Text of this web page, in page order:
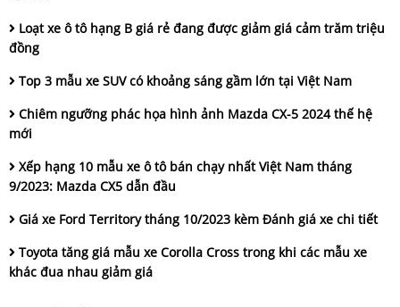
Loạt xe ô tô hạng B giá rẻ đang được giảm giá cảm trăm triệu
đồng
Top 3 mẫu xe SUV có khoảng sáng gầm lớn tại Việt Nam
Chiêm ngưỡng phác họa hình ảnh Mazda CX-5 2024 thế hệ
mới
Xếp hạng 10 mẫu xe ô tô bán chạy nhất Việt Nam tháng
9/2023: Mazda CX5 dẫn đầu
Giá xe Ford Territory tháng 10/2023 kèm Đánh giá xe chi tiết
Toyota tăng giá mẫu xe Corolla Cross trong khi các mẫu xe
khác đua nhau giảm giá